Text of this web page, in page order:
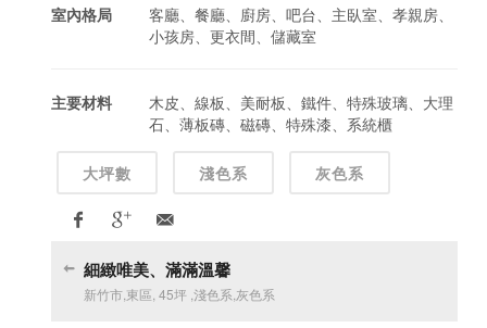
室內格局
客廳、餐廳、廚房、吧台、主臥室、孝親房、
小孩房、更衣間、儲藏室
主要材料
木皮、線板、美耐板、鐵件、特殊玻璃、大理
石、薄板磚、磁磚、特殊漆、系統櫃
大坪數 淺色系 灰色系
細緻唯美、滿滿溫馨
新竹市 東區 ,45坪 ,淺色系 灰色系